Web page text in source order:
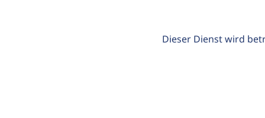
Dieser Dienst wird